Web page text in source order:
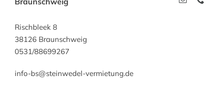
Rischbleek 8
38126 Braunschweig
0531/88699267
info-bs@steinwedel-vermietung.de